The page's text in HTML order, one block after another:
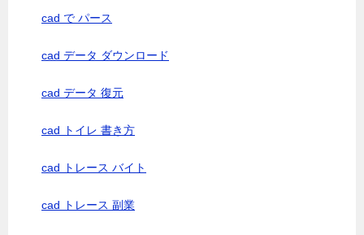
cad で パース
cad データ ダウンロード
cad データ 復元
cad トイレ 書き方
cad トレース バイト
cad トレース 副業